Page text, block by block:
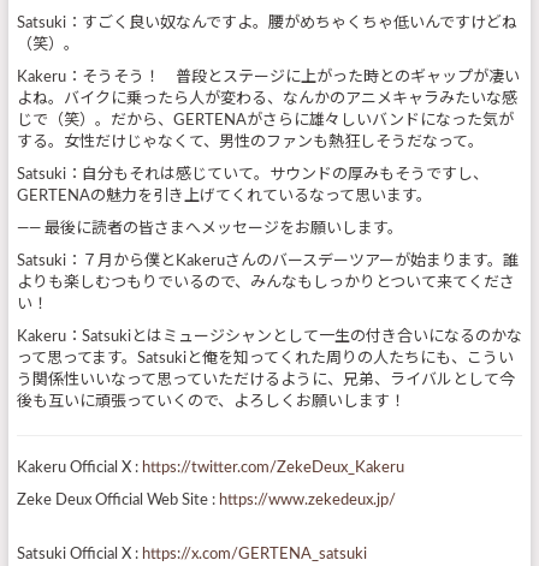
Satsuki：すごく良い奴なんですよ。腰がめちゃくちゃ低いんですけどね
（笑）。
Kakeru：そうそう！ 普段とステージに上がった時とのギャップが凄い
よね。バイクに乗ったら人が変わる、なんかのアニメキャラみたいな感
じで（笑）。だから、GERTENAがさらに雄々しいバンドになった気が
する。女性だけじゃなくて、男性のファンも熱狂しそうだなって。
Satsuki：自分もそれは感じていて。サウンドの厚みもそうですし、
GERTENAの魅力を引き上げてくれているなって思います。
—— 最後に読者の皆さまへメッセージをお願いします。
Satsuki：７月から僕とKakeruさんのバースデーツアーが始まります。誰
よりも楽しむつもりでいるので、みんなもしっかりとついて来てくださ
い！
Kakeru：Satsukiとはミュージシャンとして一生の付き合いになるのかな
って思ってます。Satsukiと俺を知ってくれた周りの人たちにも、こうい
う関係性いいなって思っていただけるように、兄弟、ライバルとして今
後も互いに頑張っていくので、よろしくお願いします！
Kakeru Official X : https://twitter.com/ZekeDeux_Kakeru
Zeke Deux Official Web Site : https://www.zekedeux.jp/
Satsuki Official X : https://x.com/GERTENA_satsuki